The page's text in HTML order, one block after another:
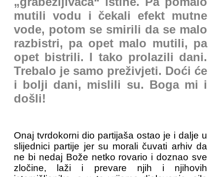
mutili vodu i čekali efekt mutne
vode, potom se smirili da se malo
razbistri, pa opet malo mutili, pa
opet bistrili. I tako prolazili dani.
Trebalo je samo preživjeti. Doći će
i bolji dani, mislili su. Boga mi i
došli!
Onaj tvrdokorni dio partijaša ostao je i dalje u
slijednici partije jer su morali čuvati arhiv da
ne bi nedaj Bože netko rovario i doznao sve
zločine, laži i prevare njih i njihovih